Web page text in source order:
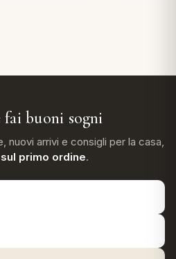
buoni sogni
nuovi arrivi e consigli per la casa,
sul primo ordine.